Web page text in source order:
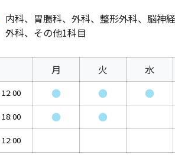
内科、胃腸科、外科、整形外科、脳神経
外科、その他1科目
月 火 水
12:00 ● ● ●
18:00 ● ●
12:00